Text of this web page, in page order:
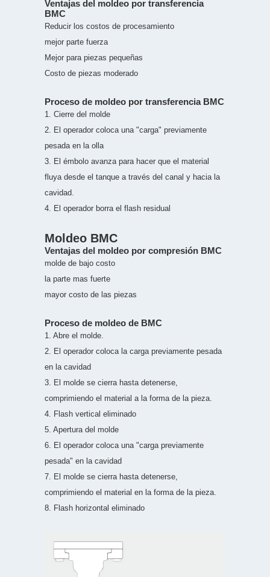
Ventajas del moldeo por transferencia
BMC
Reducir los costos de procesamiento
mejor parte fuerza
Mejor para piezas pequeñas
Costo de piezas moderado
Proceso de moldeo por transferencia BMC
1. Cierre del molde
2. El operador coloca una "carga" previamente
pesada en la olla
3. El émbolo avanza para hacer que el material
fluya desde el tanque a través del canal y hacia la
cavidad.
4. El operador borra el flash residual
Moldeo BMC
Ventajas del moldeo por compresión BMC
molde de bajo costo
la parte mas fuerte
mayor costo de las piezas
Proceso de moldeo de BMC
1. Abre el molde.
2. El operador coloca la carga previamente pesada
en la cavidad
3. El molde se cierra hasta detenerse,
comprimiendo el material a la forma de la pieza.
4. Flash vertical eliminado
5. Apertura del molde
6. El operador coloca una "carga previamente
pesada" en la cavidad
7. El molde se cierra hasta detenerse,
comprimiendo el material en la forma de la pieza.
8. Flash horizontal eliminado